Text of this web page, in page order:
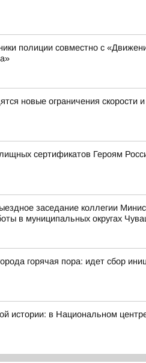
полиции совместно с
новые ограничения скорости
сертификатов Героям
заседание коллегии
в муниципальных округах
горячая пора: идет сбор
истории: в Национальном